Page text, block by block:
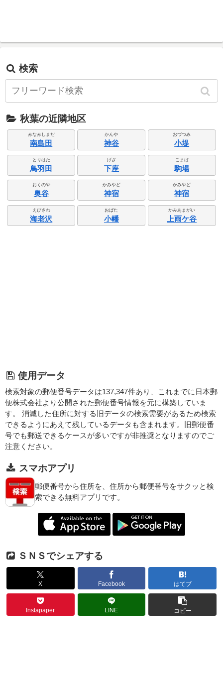
検索
秋葉の近隣地区
みなみしまだ
南島田
かんや
神谷
おづつみ
小堤
とりはた
鳥羽田
げざ
下座
こまば
駒場
おくのや
奥谷
かみやど
神宿
かみやど
神宿
えびさわ
海老沢
おばた
小幡
かみあまがい
上雨ケ谷
使用データ
検索対象の郵便番号データは137,347件あり、これまでに日本郵
便株式会社より公開された郵便番号情報を元に構築していま
す。 消滅した住所に対する旧データの検索需要があるため検索
できるようにあえて残しているデータも含まれます。旧郵便番
号でも郵送できるケースが多いですが非推奨となりますのでご
注意ください。
スマホアプリ
郵便番号から住所を、住所から郵便番号をサクッと検
索できる無料アプリです。
ＳＮＳでシェアする
X Facebook はてブ
Instapaper LINE コピー